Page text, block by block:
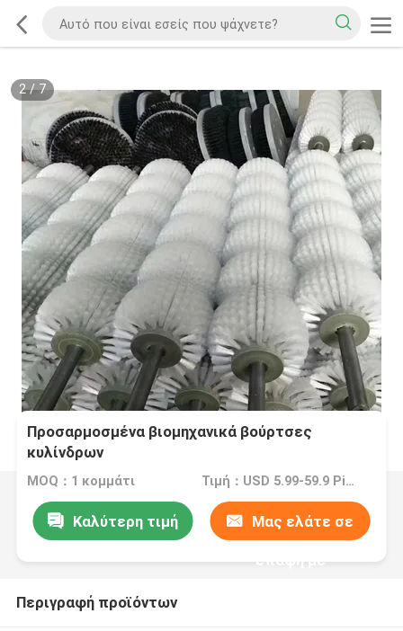
2/7
Προσαρμοσμένα βιομηχανικά βούρτσες
κυλίνδρων
MOQ：1 κομμάτι Τιμή：USD 5.99-59.9 Piece
Καλύτερη τιμή Μας ελάτε σε
επαφή με
Περιγραφή προϊόντων